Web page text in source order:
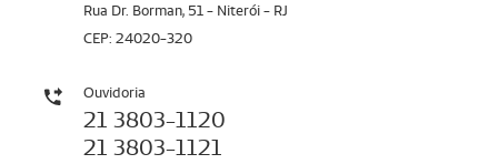
Rua Dr. Borman, 51 - Niterói - RJ
CEP: 24020-320
Ouvidoria
21 3803-1120
21 3803-1121